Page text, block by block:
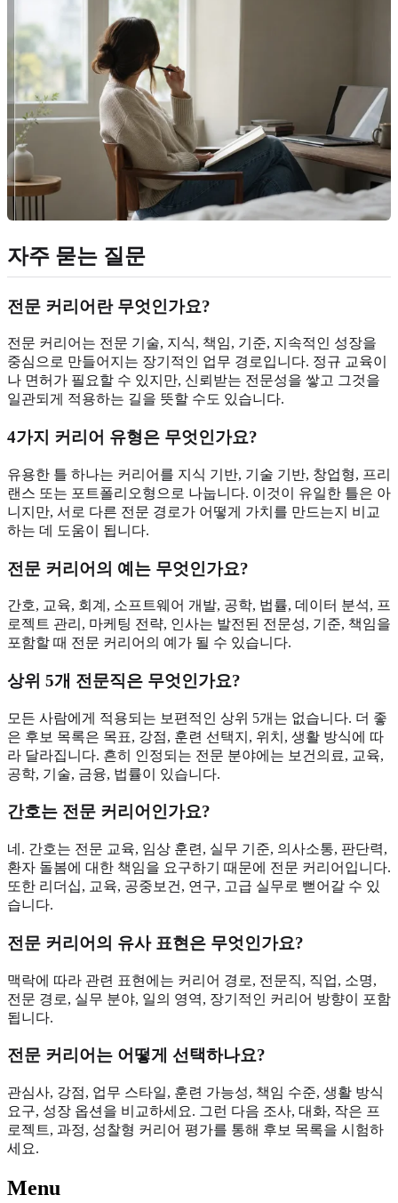
자주 묻는 질문
전문 커리어란 무엇인가요?
전문 커리어는 전문 기술, 지식, 책임, 기준, 지속적인 성장을
중심으로 만들어지는 장기적인 업무 경로입니다. 정규 교육이
나 면허가 필요할 수 있지만, 신뢰받는 전문성을 쌓고 그것을
일관되게 적용하는 길을 뜻할 수도 있습니다.
4가지 커리어 유형은 무엇인가요?
유용한 틀 하나는 커리어를 지식 기반, 기술 기반, 창업형, 프리
랜스 또는 포트폴리오형으로 나눕니다. 이것이 유일한 틀은 아
니지만, 서로 다른 전문 경로가 어떻게 가치를 만드는지 비교
하는 데 도움이 됩니다.
전문 커리어의 예는 무엇인가요?
간호, 교육, 회계, 소프트웨어 개발, 공학, 법률, 데이터 분석, 프
로젝트 관리, 마케팅 전략, 인사는 발전된 전문성, 기준, 책임을
포함할 때 전문 커리어의 예가 될 수 있습니다.
상위 5개 전문직은 무엇인가요?
모든 사람에게 적용되는 보편적인 상위 5개는 없습니다. 더 좋
은 후보 목록은 목표, 강점, 훈련 선택지, 위치, 생활 방식에 따
라 달라집니다. 흔히 인정되는 전문 분야에는 보건의료, 교육,
공학, 기술, 금융, 법률이 있습니다.
간호는 전문 커리어인가요?
네. 간호는 전문 교육, 임상 훈련, 실무 기준, 의사소통, 판단력,
환자 돌봄에 대한 책임을 요구하기 때문에 전문 커리어입니다.
또한 리더십, 교육, 공중보건, 연구, 고급 실무로 뻗어갈 수 있
습니다.
전문 커리어의 유사 표현은 무엇인가요?
맥락에 따라 관련 표현에는 커리어 경로, 전문직, 직업, 소명,
전문 경로, 실무 분야, 일의 영역, 장기적인 커리어 방향이 포함
됩니다.
전문 커리어는 어떻게 선택하나요?
관심사, 강점, 업무 스타일, 훈련 가능성, 책임 수준, 생활 방식
요구, 성장 옵션을 비교하세요. 그런 다음 조사, 대화, 작은 프
로젝트, 과정, 성찰형 커리어 평가를 통해 후보 목록을 시험하
세요.
Menu